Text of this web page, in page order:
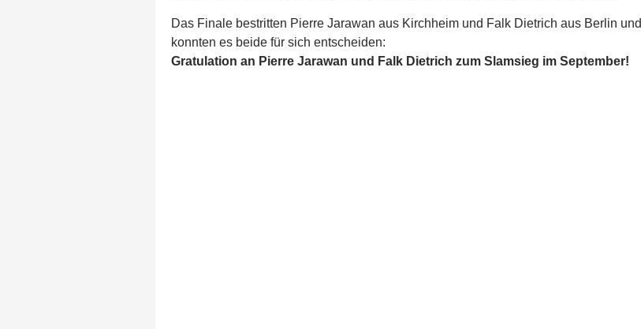
Das Finale bestritten Pierre Jarawan aus Kirchheim und Falk Dietrich aus Berlin und
konnten es beide für sich entscheiden:
Gratulation an Pierre Jarawan und Falk Dietrich zum Slamsieg im September!